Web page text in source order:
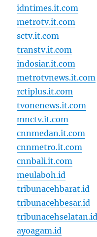
idntimes.it.com
metrotv.it.com
sctv.it.com
transtv.it.com
indosiar.it.com
metrotvnews.it.com
rctiplus.it.com
tvonenews.it.com
mnctv.it.com
cnnmedan.it.com
cnnmetro.it.com
cnnbali.it.com
meulaboh.id
tribunacehbarat.id
tribunacehbesar.id
tribunacehselatan.id
ayoagam.id